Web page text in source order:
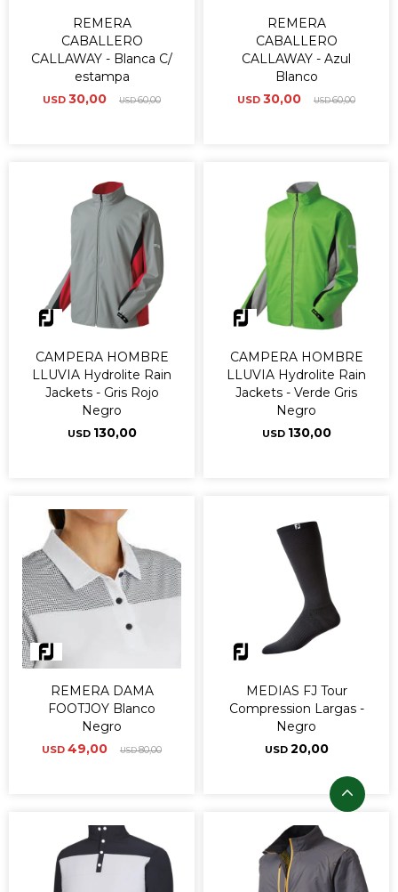
REMERA
CABALLERO
CALLAWAY - Blanca C/
estampa
USD 30,00 USD60,00
REMERA
CABALLERO
CALLAWAY - Azul
Blanco
USD 30,00 USD60,00
CAMPERA HOMBRE
LLUVIA Hydrolite Rain
Jackets - Gris Rojo
Negro
USD 130,00
CAMPERA HOMBRE
LLUVIA Hydrolite Rain
Jackets - Verde Gris
Negro
USD 130,00
REMERA DAMA
FOOTJOY Blanco
Negro
USD 49,00 USD80,00
MEDIAS FJ Tour
Compression Largas -
Negro
USD 20,00